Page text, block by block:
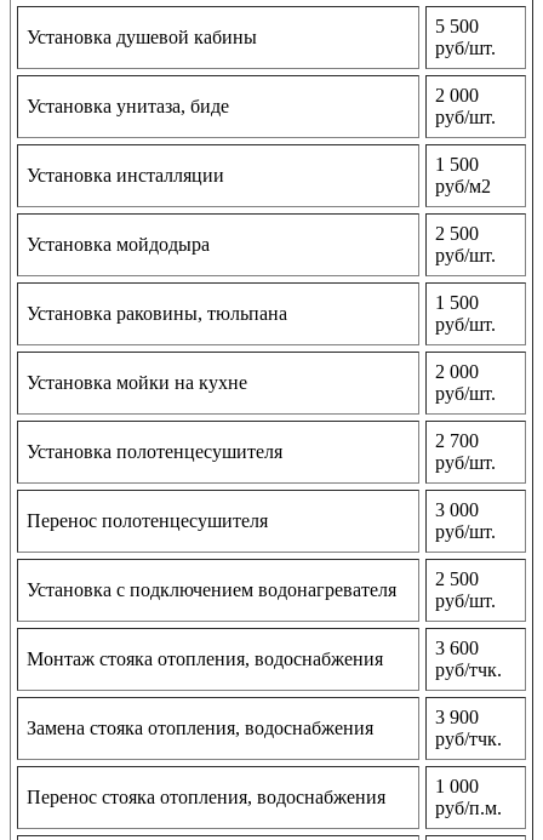
Установка душевой кабины
5 500
руб/шт.
Установка унитаза, биде
2 000
руб/шт.
Установка инсталляции
1 500
руб/м2
Установка мойдодыра
2 500
руб/шт.
Установка раковины, тюльпана
1 500
руб/шт.
Установка мойки на кухне
2 000
руб/шт.
Установка полотенцесушителя
2 700
руб/шт.
Перенос полотенцесушителя
3 000
руб/шт.
Установка с подключением водонагревателя
2 500
руб/шт.
Монтаж стояка отопления, водоснабжения
3 600
руб/тчк.
Замена стояка отопления, водоснабжения
3 900
руб/тчк.
Перенос стояка отопления, водоснабжения
1 000
руб/п.м.